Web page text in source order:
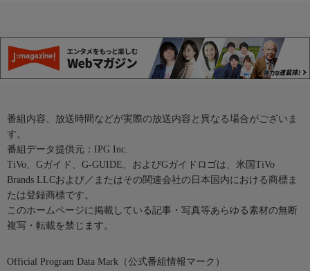
番組内容、放送時間などが実際の放送内容と異なる場合がございま
す。
番組データ提供元：IPG Inc.
TiVo、Gガイド、G-GUIDE、およびGガイドロゴは、米国TiVo
Brands LLCおよび／またはその関連会社の日本国内における商標ま
たは登録商標です。
このホームページに掲載している記事・写真等あらゆる素材の無断
複写・転載を禁じます。
Official Program Data Mark（公式番組情報マーク）